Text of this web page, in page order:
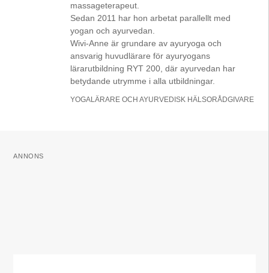
massageterapeut.
Sedan 2011 har hon arbetat parallellt med
yogan och ayurvedan.
Wivi-Anne är grundare av ayuryoga och
ansvarig huvudlärare för ayuryogans
lärarutbildning RYT 200, där ayurvedan har
betydande utrymme i alla utbildningar.
YOGALÄRARE OCH AYURVEDISK HÄLSORÅDGIVARE
ANNONS